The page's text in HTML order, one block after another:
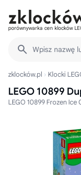
porównywarka cen klocków
Wpisz nazwę
zklocków.pl Klocki
LEGO 10899
LEGO 10899 Frozen Ice